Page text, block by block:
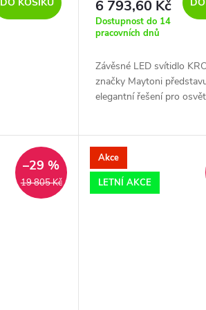
6 793,60 Kč
Dostupnost do 14
pracovních dnů
Závěsné LED svítidlo
značky Maytoni
elegantní řešení pro
19 805 Kč
–29 %
Akce
LETNÍ AKCE